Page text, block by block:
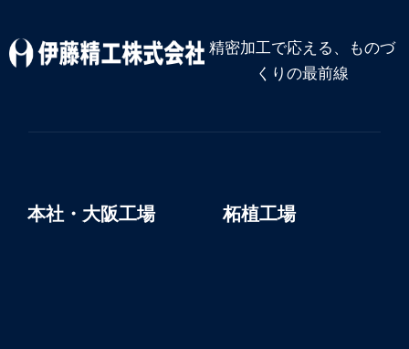
精密加工で応える、ものづ
くりの最前線
本社・大阪工場 柘植工場